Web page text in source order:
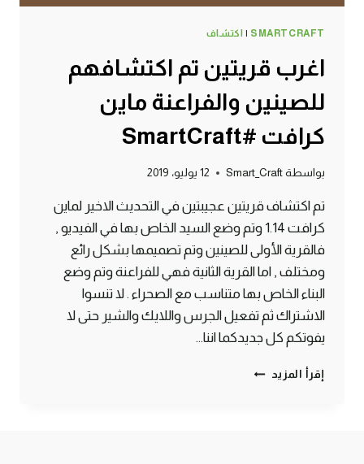
SMARTCRAFT
| اكتشاف
اغرب قريتين تم اكتشافهم
للصينين والفراعنة ماين
كرافت #SmartCraft
بواسطة Smart_Craft 12 يوليو، 2019
تم اكتشاف قريتين عجيبتين في التحديث الاخير لماين
كرافت 1.14 وتم وضع السيد الخاص بها في الفيديو ,
فالقرية الأولى للصينين وتم تصميمها بشكل رائع
ومختلف , اما القرية الثانية فهي للفراعنة وتم وضع
البناء الخاص بها متناسب مع الصحراء . لا تنسوا
الاشتراك ثم تفعيل الجرس واللايك والشير حتى لا
يفوتكم كل جديدكما اننا…
إقرأ المزيد اغرب